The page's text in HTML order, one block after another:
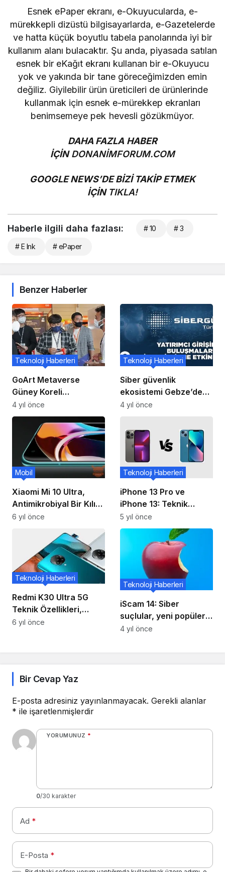
Esnek ePaper ekranı, e-Okuyucularda, e-
mürekkepli dizüstü bilgisayarlarda, e-Gazetelerde
ve hatta küçük boyutlu tabela panolarında iyi bir
kullanım alanı bulacaktır. Şu anda, piyasada satılan
esnek bir eKağıt ekranı kullanan bir e-Okuyucu
yok ve yakında bir tane göreceğimizden emin
değiliz. Giyilebilir ürün üreticileri de ürünlerinde
kullanmak için esnek e-mürekkep ekranları
benimsemeye pek hevesli gözükmüyor.
DAHA FAZLA HABER
İÇİNDONANİMFORUM.COM
GOOGLE NEWS’DE BİZİ TAKİP ETMEK
İÇİN TIKLA!
Haberle ilgili daha fazlası: # 10 # 3
# E Ink # ePaper
Benzer Haberler
GoArt Metaverse
Güney Koreli
yatırımcılarla bir araya
geldi
Teknoloji Haberleri
4 yıl önce
Siber güvenlik
ekosistemi Gebze’de
buluşuyor
Teknoloji Haberleri
4 yıl önce
Xiaomi Mi 10 Ultra,
Antimikrobiyal Bir Kılıf
Ve Ekran Koruyucu İle
Mobil
6 yıl önce
iPhone 13 Pro ve
iPhone 13: Teknik
Özellikler
Karşılaştırması
Teknoloji Haberleri
5 yıl önce
Redmi K30 Ultra 5G
Teknik Özellikleri,
Görüntüleri TENAA
Teknoloji Haberleri
6 yıl önce
iScam 14: Siber
suçlular, yeni popüler
akıllı telefon piyasaya
Teknoloji Haberleri
4 yıl önce
Bir Cevap Yaz
E-posta adresiniz yayınlanmayacak. Gerekli alanlar
* ile işaretlenmişlerdir
YORUMUNUZ *
0/30 karakter
Ad *
E-Posta *